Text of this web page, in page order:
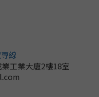
線
工業大廈2樓18室